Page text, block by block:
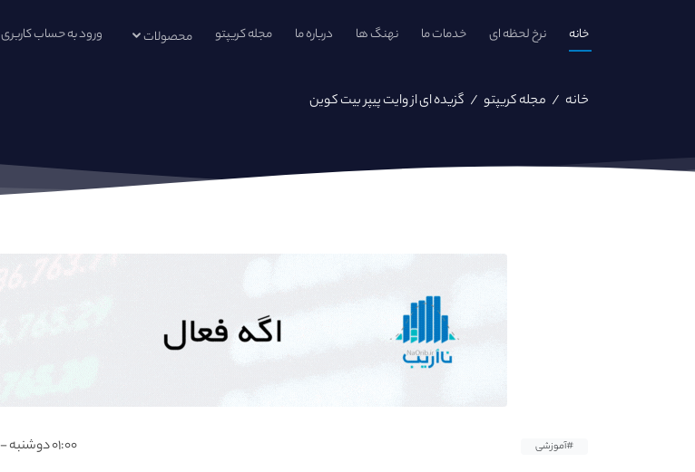
خانه نرخ لحظه ای خدمات ما نهنگ ها درباره ما مجله کریپتو محصولات ورود به حساب کاربری
خانه / مجله کریپتو / گزیده ای از وایت پیپر بیت کوین
#آموزشی ۰۱:۰۰ دوشنبه - ۱۴۰۱/۴/۱۳